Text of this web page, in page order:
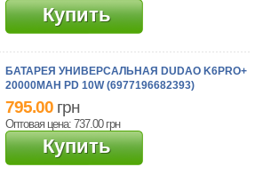
Купить
БАТАРЕЯ УНИВЕРСАЛЬНАЯ DUDAO K6PRO+
20000MAH PD 10W (6977196682393)
795.00 грн
Оптовая цена: 737.00 грн
Купить